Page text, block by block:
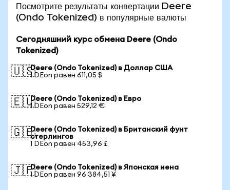
Посмотрите результаты конвертации Deere
(Ondo Tokenized) в популярные валюты
Сегодняшний курс обмена Deere (Ondo
Tokenized)
🇺🇸Deere (Ondo Tokenized) в Доллар США
1 DEon равен 611,05 $
🇪🇺Deere (Ondo Tokenized) в Евро
1 DEon равен 529,12 €
🇬🇧Deere (Ondo Tokenized) в Британский фунт
стерлингов
1 DEon равен 453,96 £
🇯🇵Deere (Ondo Tokenized) в Японская иена
1 DEon равен 96 384,51 ¥